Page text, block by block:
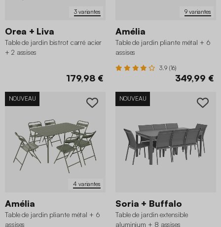
3 variantes
Orea + Liva
Table de jardin bistrot carré acier
+ 2 assises
179,98 €
9 variantes
Amélia
Table de jardin pliante métal + 6
assises
3.9 (16)
349,99 €
4 variantes
NOUVEAU
Amélia
Table de jardin pliante métal + 6
assises
NOUVEAU
Soria + Buffalo
Table de jardin extensible
aluminium + 8 assises